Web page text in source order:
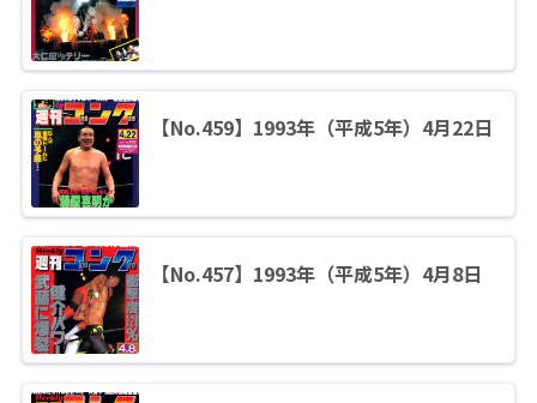
【No.459】1993年（平成5年）4月22日
【No.457】1993年（平成5年）4月8日